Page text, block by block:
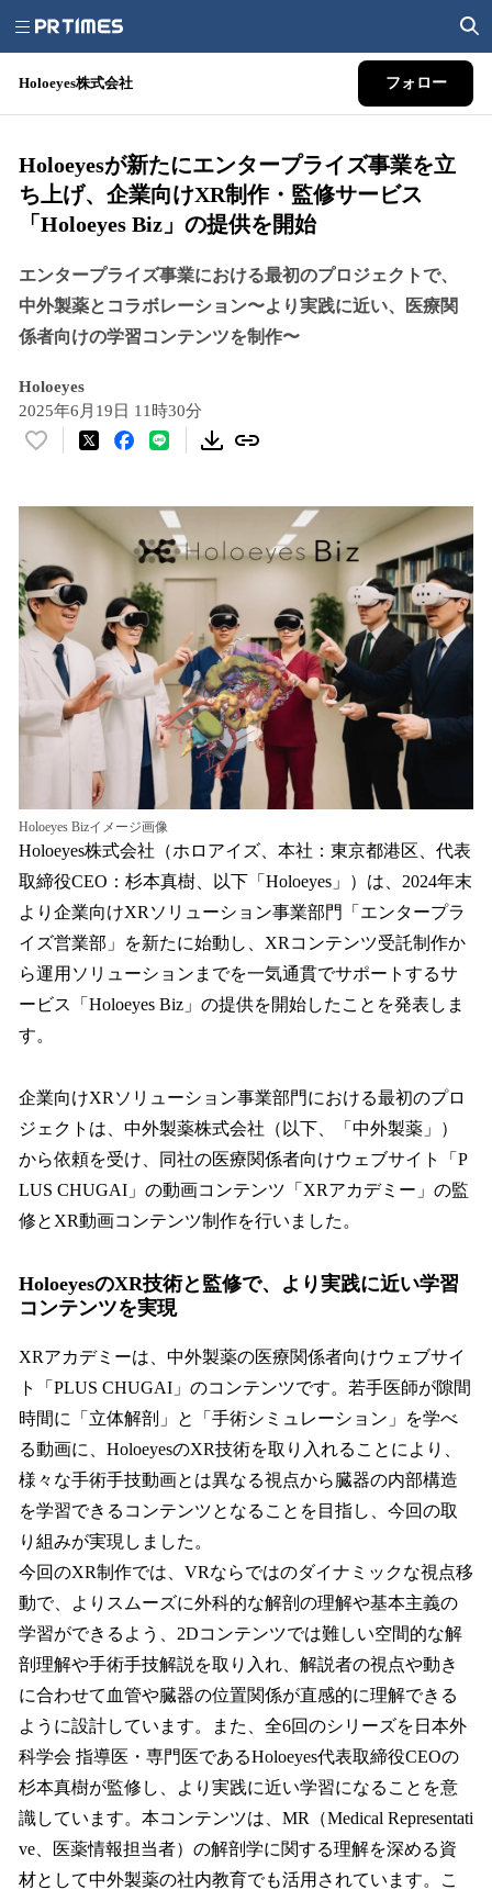
Holoeyes株式会社 フォロー
Holoeyesが新たにエンタープライズ事業を立
ち上げ、企業向けXR制作・監修サービス
「Holoeyes Biz」の提供を開始
エンタープライズ事業における最初のプロジェクトで、
中外製薬とコラボレーション〜より実践に近い、医療関
係者向けの学習コンテンツを制作〜
Holoeyes
2025年6月19日 11時30分
い
！
を
読
み
込
み
中
す
Holoeyes Bizイメージ画像
Holoeyes株式会社（ホロアイズ、本社：東京都港区、代表
取締役CEO：杉本真樹、以下「Holoeyes」）は、2024年末
より企業向けXRソリューション事業部門「エンタープラ
イズ営業部」を新たに始動し、XRコンテンツ受託制作か
ら運用ソリューションまでを一気通貫でサポートするサ
ービス「Holoeyes Biz」の提供を開始したことを発表しま
す。
企業向けXRソリューション事業部門における最初のプロ
ジェクトは、中外製薬株式会社（以下、「中外製薬」）
から依頼を受け、同社の医療関係者向けウェブサイト「P
LUS CHUGAI」の動画コンテンツ「XRアカデミー」の監
修とXR動画コンテンツ制作を行いました。
HoloeyesのXR技術と監修で、より実践に近い学習
コンテンツを実現
XRアカデミーは、中外製薬の医療関係者向けウェブサイ
ト「PLUS CHUGAI」のコンテンツです。若手医師が隙間
時間に「立体解剖」と「手術シミュレーション」を学べ
る動画に、HoloeyesのXR技術を取り入れることにより、
様々な手術手技動画とは異なる視点から臓器の内部構造
を学習できるコンテンツとなることを目指し、今回の取
り組みが実現しました。
今回のXR制作では、VRならではのダイナミックな視点移
動で、よりスムーズに外科的な解剖の理解や基本主義の
学習ができるよう、2Dコンテンツでは難しい空間的な解
剖理解や手術手技解説を取り入れ、解説者の視点や動き
に合わせて血管や臓器の位置関係が直感的に理解できる
ように設計しています。また、全6回のシリーズを日本外
科学会 指導医・専門医であるHoloeyes代表取締役CEOの
杉本真樹が監修し、より実践に近い学習になることを意
識しています。本コンテンツは、MR（Medical Representati
ve、医薬情報担当者）の解剖学に関する理解を深める資
材として中外製薬の社内教育でも活用されています。こ